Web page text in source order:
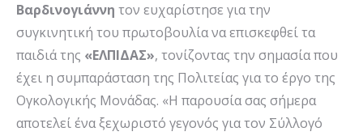
Βαρδινογιάννη τον ευχαρίστησε για την
συγκινητική του πρωτοβουλία να επισκεφθεί τα
παιδιά της «ΕΛΠΙΔΑΣ», τονίζοντας την σημασία που
έχει η συμπαράσταση της Πολιτείας για το έργο της
Ογκολογικής Μονάδας. «Η παρουσία σας σήμερα
αποτελεί ένα ξεχωριστό γεγονός για τον Σύλλογό